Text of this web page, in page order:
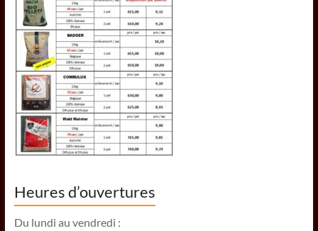
Heures d’ouvertures
Du lundi au vendredi :